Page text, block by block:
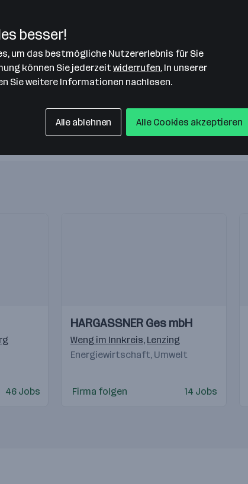
46 Jobs
Videos
Einblicke
Einblicke
HARGASSNER Ges mbH
Weng im Innkreis, Lenzing
Energiewirtschaft, Umwelt
Firma folgen 14 Jobs
besser!
um das bestmögliche Nutzererlebnis für Sie
können Sie jederzeit widerrufen. In unserer
Sie weitere Informationen nachlesen.
Alle ablehnen Alle Cookies akzeptieren